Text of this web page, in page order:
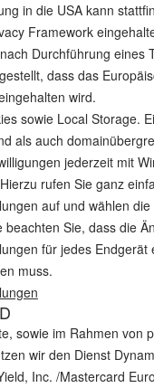
in die USA kann
Framework
Durchführung eines
dass das
wird.
sowie Local Storage.
als auch
jederzeit mit
rufen Sie ganz
auf und wählen
beachten Sie, dass die
für jedes Endgerät
muss.
sowie im Rahmen von
wir den Dienst
Inc. /Mastercard